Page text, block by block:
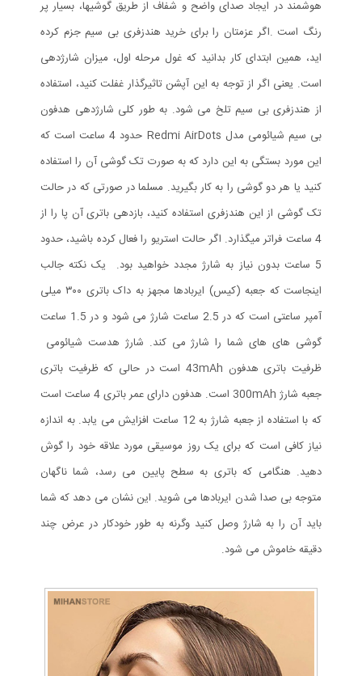
هوشمند در ایجاد صدای واضح و شفاف از طریق گوشی‎ها، بسیار پر
رنگ است .اگر عزمتان را برای خرید هندزفری بی سیم جزم کرده
اید، همین ابتدای کار بدانید که غول مرحله اول، میزان شارژدهی
است. یعنی اگر از توجه به این آپشن تاثیرگذار غفلت کنید، استفاده
از هندزفری بی سیم تلخ می شود. به طور کلی شارژدهی هدفون
بی‌ سیم شیائومی مدل Redmi AirDots حدود 4 ساعت است که
این مورد بستگی به این دارد که به صورت تک گوشی آن را استفاده
کنید یا هر دو گوشی را به کار بگیرید. مسلما در صورتی که در حالت
تک گوشی از این هندزفری استفاده کنید، بازدهی باتری آن پا را از
4 ساعت فراتر میگذارد. اگر حالت استریو را فعال کرده باشید، حدود
5 ساعت بدون نیاز به شارژ مجدد خواهید بود. یک نکته جالب
اینجاست که جعبه (کیس) ایربادها مجهز به داک باتری ۳۰۰ میلی
آمپر ساعتی است که در 2.5 ساعت شارژ می شود و در 1.5 ساعت
گوشی های های شما را شارژ می کند. شارژ هدست شیائومی
ظرفیت باتری هدفون 43mAh است در حالی که ظرفیت باتری
جعبه شارژ 300mAh است. هدفون دارای عمر باتری 4 ساعت است
که با استفاده از جعبه شارژ به 12 ساعت افزایش می یابد. به اندازه
نیاز کافی است که برای یک روز موسیقی مورد علاقه خود را گوش
دهید. هنگامی که باتری به سطح پایین می رسد، شما ناگهان
متوجه بی صدا شدن ایربادها می شوید. این نشان می دهد که شما
باید آن را به شارژ وصل کنید وگرنه به طور خودکار در عرض چند
دقیقه خاموش می شود.